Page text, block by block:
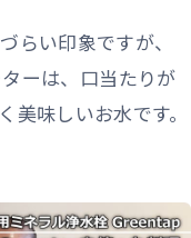
らい印象ですが、
ーは、口当たりが
美味しいお水です。